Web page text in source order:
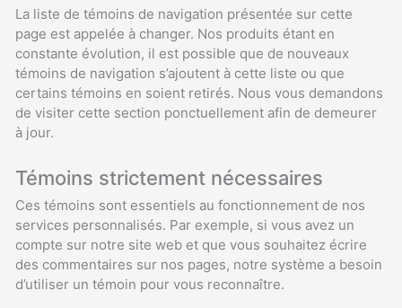
La liste de témoins de navigation présentée sur cette
page est appelée à changer. Nos produits étant en
constante évolution, il est possible que de nouveaux
témoins de navigation s’ajoutent à cette liste ou que
certains témoins en soient retirés. Nous vous demandons
de visiter cette section ponctuellement afin de demeurer
à jour.
Témoins strictement nécessaires
Ces témoins sont essentiels au fonctionnement de nos
services personnalisés. Par exemple, si vous avez un
compte sur notre site web et que vous souhaitez écrire
des commentaires sur nos pages, notre système a besoin
d’utiliser un témoin pour vous reconnaître.